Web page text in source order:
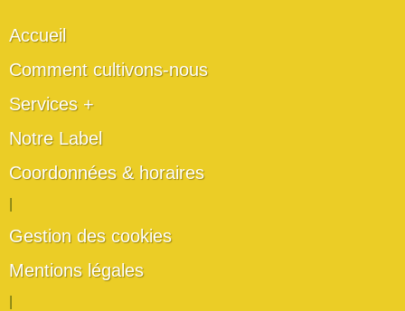
Accueil
Comment cultivons-nous
Services +
Notre Label
Coordonnées & horaires
Gestion des cookies
Mentions légales